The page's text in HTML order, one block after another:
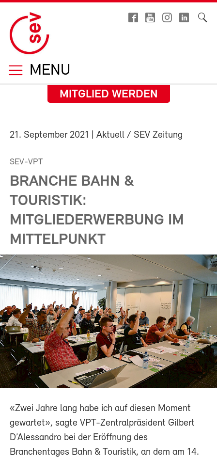
MENU
MITGLIED WERDEN
21. September 2021 | Aktuell / SEV Zeitung
SEV-VPT
BRANCHE BAHN &
TOURISTIK:
MITGLIEDERWERBUNG IM
MITTELPUNKT
«Zwei Jahre lang habe ich auf diesen Moment
gewartet», sagte VPT-Zentralpräsident Gilbert
D’Alessandro bei der Eröffnung des
Branchentages Bahn & Touristik, an dem am 14.